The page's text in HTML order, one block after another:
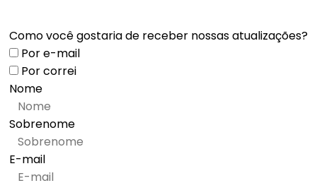
Como você gostaria de receber nossas atualizações?
Por e-mail
Por correi
Nome
Sobrenome
E-mail